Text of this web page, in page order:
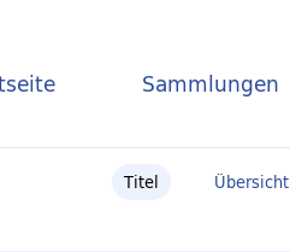
Sammlungen
Titel Übersicht